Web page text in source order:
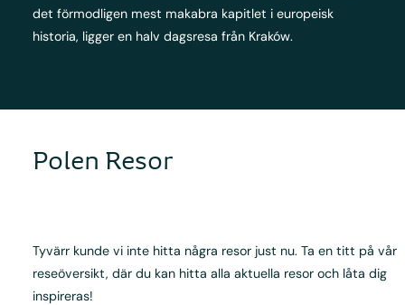
det förmodligen mest makabra kapitlet i europeisk
historia, ligger en halv dagsresa från Kraków.
Polen Resor
Tyvärr kunde vi inte hitta några resor just nu. Ta en titt på vår
reseöversikt, där du kan hitta alla aktuella resor och låta dig
inspireras!